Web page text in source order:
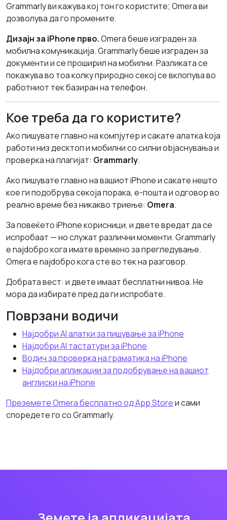
Grammarly ви кажува кој тон го користите; Omera ви
дозволува да го промените.
Дизајн за iPhone прво.Omera беше изграден за
мобилна комуникација. Grammarly беше изграден за
документи и се проширил на мобилни. Разликата се
покажува во тоа колку природно секој се вклопува во
работниот тек базиран на телефон.
Кое треба да го користите?
Ако пишувате главно на компјутер и сакате алатка koja
работи низ десктоп и мобилни со силни objаснувања и
проверка на плагијат: Grammarly.
Ако пишувате главно на вашиот iPhone и сакате нешто
кое ги подобрува секоја порака, е-пошта и одговор во
реално време без никакво триење: Omera.
За повеќето iPhone корисници, и двете вредат да се
испробаат — но служат различни моменти. Grammarly
е najdобро кога имате времено за прегледување.
Omera е najdобро кога сте во тек на разговор.
Добрата вест: и двете имаат бесплатни нивоа. Не
мора да избирате пред да ги испробате.
Поврзани водичи
Најдобри AI алатки за пишување за iPhone
Најдобри AI тастатури за iPhone
Водич за проверка на граматика на iPhone
Најдобри апликации за подобрување на вашиот
англиски на iPhone
Преземете Omera бесплатно од App Storeи сами
споредете го со Grammarly.